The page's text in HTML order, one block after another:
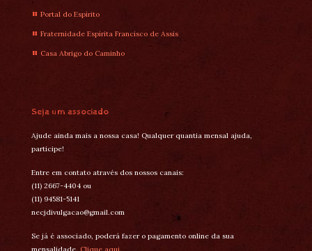
Portal do Espírito
Fraternidade Espírita Francisco de Assis
Casa Abrigo do Caminho
Seja um associado
Ajude ainda mais a nossa casa! Qualquer quantia mensal ajuda,
participe!
Entre em contato através dos nossos canais:
(11) 2667-4404 ou
(11) 94581-5141
necjdivulgacao@gmail.com
Se já é associado, poderá fazer o pagamento online da sua
mensalidade. Clique aqui.